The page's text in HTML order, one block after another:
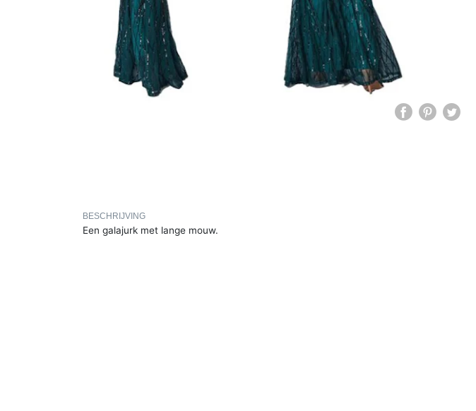
BESCHRIJVING
Een galajurk met lange mouw.